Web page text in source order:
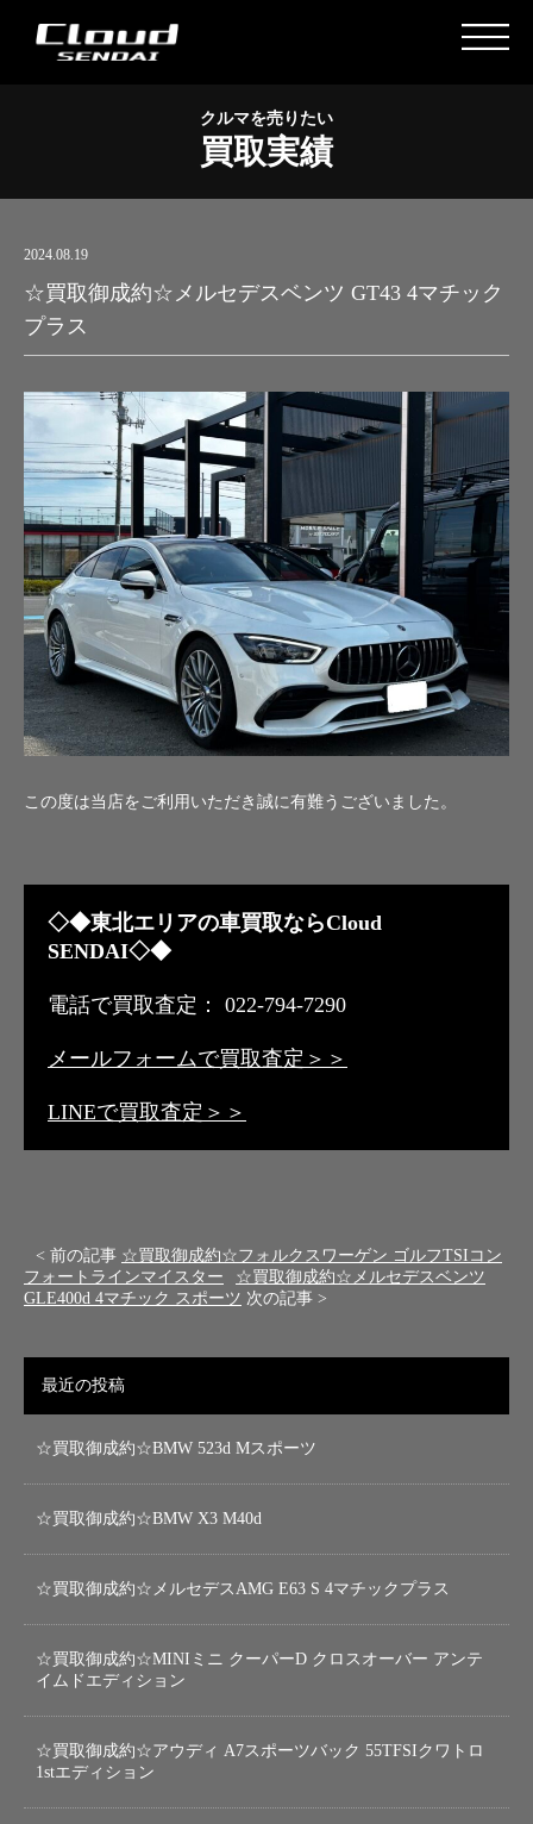
クルマを売りたい
買取実績
2024.08.19
☆買取御成約☆メルセデスベンツ GT43 4マチック
プラス
この度は当店をご利用いただき誠に有難うございました。
◇◆東北エリアの車買取ならCloud
SENDAI◇◆
電話で買取査定： 022-794-7290
メールフォームで買取査定＞＞
LINEで買取査定＞＞
< 前の記事 ☆買取御成約☆フォルクスワーゲン ゴルフTSIコン
フォートラインマイスター
☆買取御成約☆メルセデスベンツ
GLE400d 4マチック スポーツ 次の記事 >
最近の投稿
☆買取御成約☆BMW 523d Mスポーツ
☆買取御成約☆BMW X3 M40d
☆買取御成約☆メルセデスAMG E63 S 4マチックプラス
☆買取御成約☆MINIミニ クーパーD クロスオーバー アンテ
イムドエディション
☆買取御成約☆アウディ A7スポーツバック 55TFSIクワトロ
1stエディション